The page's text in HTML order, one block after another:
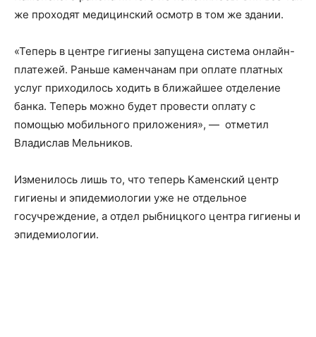
же проходят медицинский осмотр в том же здании.
«Теперь в центре гигиены запущена система онлайн-
платежей. Раньше каменчанам при оплате платных
услуг приходилось ходить в ближайшее отделение
банка. Теперь можно будет провести оплату с
помощью мобильного приложения», — отметил
Владислав Мельников.
Изменилось лишь то, что теперь Каменский центр
гигиены и эпидемиологии уже не отдельное
госучреждение, а отдел рыбницкого центра гигиены и
эпидемиологии.